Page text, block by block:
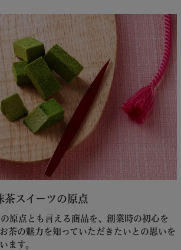
茶スイーツの原点
原点とも言える商品を、創業時の初心を
茶の魅力を知っていただきたいとの思いを
ます。